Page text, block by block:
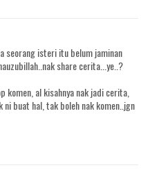
seorang isteri itu belum jaminan
share cerita...ye..?
al kisahnya nak jadi cerita,
ni buat hal, tak boleh nak komen..jgn